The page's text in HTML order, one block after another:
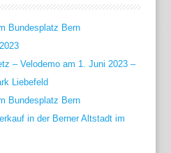
Bundesplatz Bern
– Velodemo am 1. Juni 2023 –
Liebefeld
Bundesplatz Bern
in der Berner Altstadt im